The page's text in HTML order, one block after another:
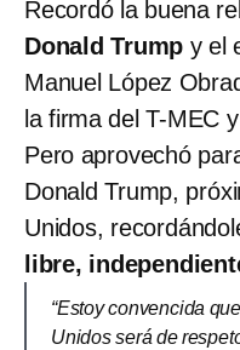
Recordó la buena
Donald Trump y el
Manuel López
la firma del T-MEC
Pero aprovechó
Donald Trump,
Unidos,
libre,
“Estoy convencida
Unidos será de